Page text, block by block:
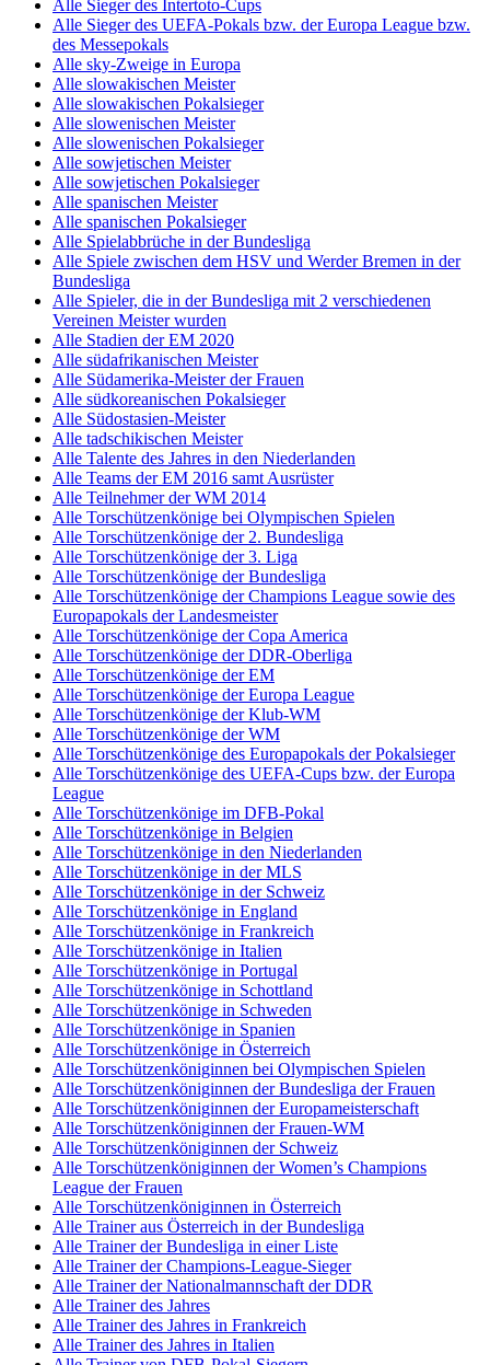
Alle Sieger des Intertoto-Cups
Alle Sieger des UEFA-Pokals bzw. der Europa League bzw.
des Messepokals
Alle sky-Zweige in Europa
Alle slowakischen Meister
Alle slowakischen Pokalsieger
Alle slowenischen Meister
Alle slowenischen Pokalsieger
Alle sowjetischen Meister
Alle sowjetischen Pokalsieger
Alle spanischen Meister
Alle spanischen Pokalsieger
Alle Spielabbrüche in der Bundesliga
Alle Spiele zwischen dem HSV und Werder Bremen in der
Bundesliga
Alle Spieler, die in der Bundesliga mit 2 verschiedenen
Vereinen Meister wurden
Alle Stadien der EM 2020
Alle südafrikanischen Meister
Alle Südamerika-Meister der Frauen
Alle südkoreanischen Pokalsieger
Alle Südostasien-Meister
Alle tadschikischen Meister
Alle Talente des Jahres in den Niederlanden
Alle Teams der EM 2016 samt Ausrüster
Alle Teilnehmer der WM 2014
Alle Torschützenkönige bei Olympischen Spielen
Alle Torschützenkönige der 2. Bundesliga
Alle Torschützenkönige der 3. Liga
Alle Torschützenkönige der Bundesliga
Alle Torschützenkönige der Champions League sowie des
Europapokals der Landesmeister
Alle Torschützenkönige der Copa America
Alle Torschützenkönige der DDR-Oberliga
Alle Torschützenkönige der EM
Alle Torschützenkönige der Europa League
Alle Torschützenkönige der Klub-WM
Alle Torschützenkönige der WM
Alle Torschützenkönige des Europapokals der Pokalsieger
Alle Torschützenkönige des UEFA-Cups bzw. der Europa
League
Alle Torschützenkönige im DFB-Pokal
Alle Torschützenkönige in Belgien
Alle Torschützenkönige in den Niederlanden
Alle Torschützenkönige in der MLS
Alle Torschützenkönige in der Schweiz
Alle Torschützenkönige in England
Alle Torschützenkönige in Frankreich
Alle Torschützenkönige in Italien
Alle Torschützenkönige in Portugal
Alle Torschützenkönige in Schottland
Alle Torschützenkönige in Schweden
Alle Torschützenkönige in Spanien
Alle Torschützenkönige in Österreich
Alle Torschützenköniginnen bei Olympischen Spielen
Alle Torschützenköniginnen der Bundesliga der Frauen
Alle Torschützenköniginnen der Europameisterschaft
Alle Torschützenköniginnen der Frauen-WM
Alle Torschützenköniginnen der Schweiz
Alle Torschützenköniginnen der Women’s Champions
League der Frauen
Alle Torschützenköniginnen in Österreich
Alle Trainer aus Österreich in der Bundesliga
Alle Trainer der Bundesliga in einer Liste
Alle Trainer der Champions-League-Sieger
Alle Trainer der Nationalmannschaft der DDR
Alle Trainer des Jahres
Alle Trainer des Jahres in Frankreich
Alle Trainer des Jahres in Italien